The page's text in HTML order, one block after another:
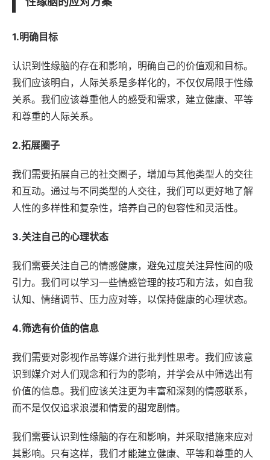
1.明确目标
认识到性缘脑的存在和影响，明确自己的价值观和目标。
我们应该明白，人际关系是多样化的，不仅仅局限于性缘
关系。我们应该尊重他人的感受和需求，建立健康、平等
和尊重的人际关系。
2.拓展圈子
我们需要拓展自己的社交圈子，增加与其他类型人的交往
和互动。通过与不同类型的人交往，我们可以更好地了解
人性的多样性和复杂性，培养自己的包容性和灵活性。
3.关注自己的心理状态
我们需要关注自己的情感健康，避免过度关注异性间的吸
引力。我们可以学习一些情感管理的技巧和方法，如自我
认知、情绪调节、压力应对等，以保持健康的心理状态。
4.筛选有价值的信息
我们需要对影视作品等媒介进行批判性思考。我们应该意
识到媒介对人们观念和行为的影响，并学会从中筛选出有
价值的信息。我们应该关注更为丰富和深刻的情感联系，
而不是仅仅追求浪漫和情爱的甜宠剧情。
我们需要认识到性缘脑的存在和影响，并采取措施来应对
其影响。只有这样，我们才能建立健康、平等和尊重的人